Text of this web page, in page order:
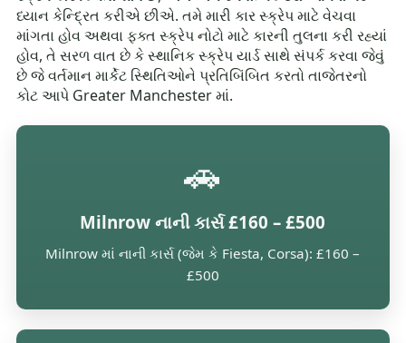
ધ્યાન કેન્દ્રિત કરીએ છીએ. તમે મારી કાર સ્ક્રેપ માટે વેચવા
માંગતા હોવ અથવા ફક્ત સ્ક્રેપ નોટો માટે કારની તુલના કરી રહ્યાં
હોવ, તે સરળ વાત છે કે સ્થાનિક સ્ક્રેપ યાર્ડ સાથે સંપર્ક કરવા જેવું
છે જે વર્તમાન માર્કેટ સ્થિતિઓને પ્રતિબિંબિત કરતો તાજેતરનો
કોટ આપે Greater Manchester માં.
🚗
Milnrow નાની કાર્સ £160 – £500
Milnrow માં નાની કાર્સ (જેમ કે Fiesta, Corsa): £160 –
£500